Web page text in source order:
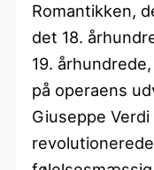
Romantikken,
det 18.
19.
på operaens
Giuseppe